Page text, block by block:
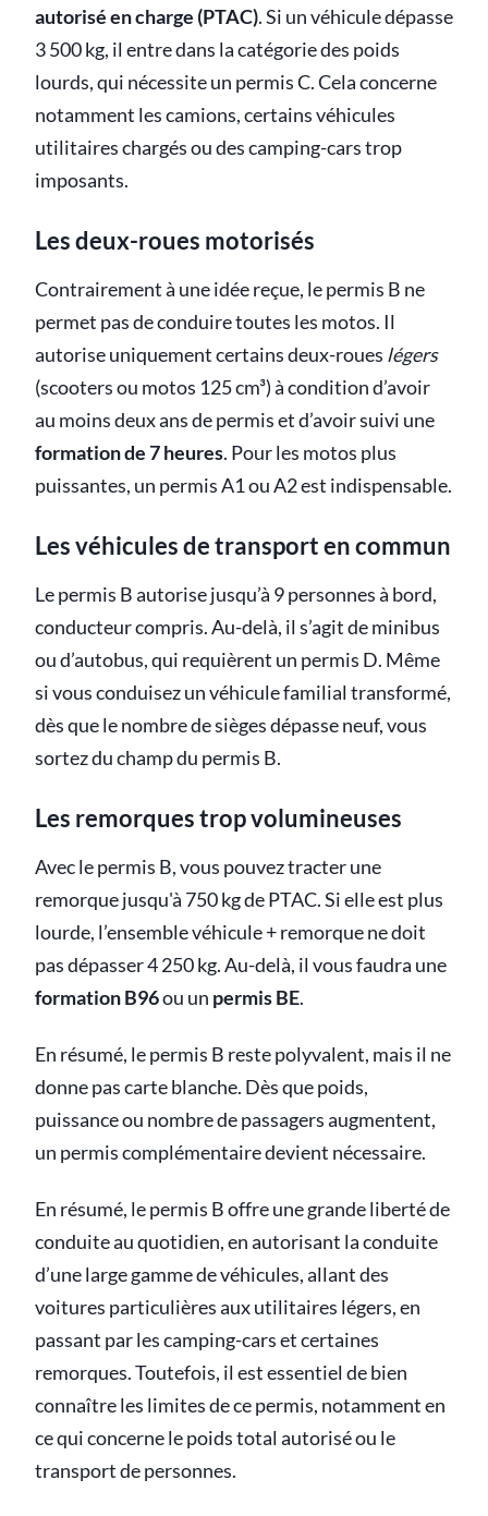
autorisé en charge (PTAC). Si un véhicule dépasse
3 500 kg, il entre dans la catégorie des poids
lourds, qui nécessite un permis C. Cela concerne
notamment les camions, certains véhicules
utilitaires chargés ou des camping-cars trop
imposants.
Les deux-roues motorisés
Contrairement à une idée reçue, le permis B ne
permet pas de conduire toutes les motos. Il
autorise uniquement certains deux-roues légers
(scooters ou motos 125 cm³) à condition d’avoir
au moins deux ans de permis et d’avoir suivi une
formation de 7 heures. Pour les motos plus
puissantes, un permis A1 ou A2 est indispensable.
Les véhicules de transport en commun
Le permis B autorise jusqu’à 9 personnes à bord,
conducteur compris. Au-delà, il s’agit de minibus
ou d’autobus, qui requièrent un permis D. Même
si vous conduisez un véhicule familial transformé,
dès que le nombre de sièges dépasse neuf, vous
sortez du champ du permis B.
Les remorques trop volumineuses
Avec le permis B, vous pouvez tracter une
remorque jusqu'à 750 kg de PTAC. Si elle est plus
lourde, l’ensemble véhicule + remorque ne doit
pas dépasser 4 250 kg. Au-delà, il vous faudra une
formation B96ou un permis BE.
En résumé, le permis B reste polyvalent, mais il ne
donne pas carte blanche. Dès que poids,
puissance ou nombre de passagers augmentent,
un permis complémentaire devient nécessaire.
En résumé, le permis B offre une grande liberté de
conduite au quotidien, en autorisant la conduite
d’une large gamme de véhicules, allant des
voitures particulières aux utilitaires légers, en
passant par les camping-cars et certaines
remorques. Toutefois, il est essentiel de bien
connaître les limites de ce permis, notamment en
ce qui concerne le poids total autorisé ou le
transport de personnes.